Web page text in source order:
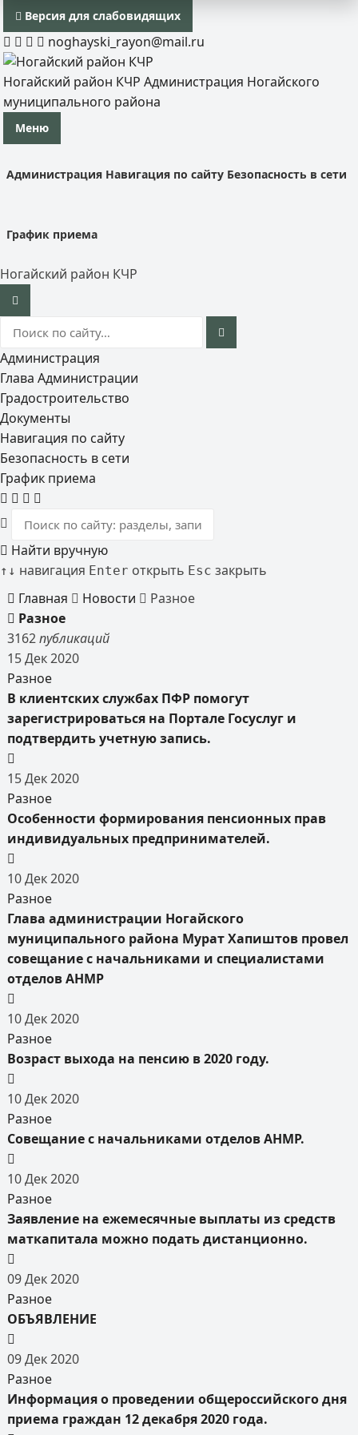
Версия для слабовидящих
noghayski_rayon@mail.ru
Ногайский район КЧР Администрация Ногайского
муниципального района
Меню
Администрация Навигация по сайту Безопасность в сети
График приема
Ногайский район КЧР
Администрация
Глава Администрации
Градостроительство
Документы
Навигация по сайту
Безопасность в сети
График приема
Найти вручную
↑ ↓ навигация Enter открыть Esc закрыть
Главная
Новости
Разное
Разное
3162публикаций
15Дек2020
Разное
В клиентских службах ПФР помогут
зарегистрироваться на Портале Госуслуг и
подтвердить учетную запись.
15Дек2020
Разное
Особенности формирования пенсионных прав
индивидуальных предпринимателей.
10Дек2020
Разное
Глава администрации Ногайского
муниципального района Мурат Хапиштов провел
совещание с начальниками и специалистами
отделов АНМР
10Дек2020
Разное
Возраст выхода на пенсию в 2020 году.
10Дек2020
Разное
Совещание с начальниками отделов АНМР.
10Дек2020
Разное
Заявление на ежемесячные выплаты из средств
маткапитала можно подать дистанционно.
09Дек2020
Разное
ОБЪЯВЛЕНИЕ
09Дек2020
Разное
Информация о проведении общероссийского дня
приема граждан 12 декабря 2020 года.